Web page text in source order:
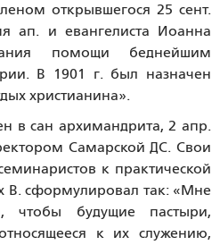
открывшегося 25 сент.
ап. и евангелиста Иоанна
помощи беднейшим
В 1901 г. был назначен
христианина».
в сан архимандрита, 2 апр.
Самарской ДС. Свои
к практической
В. сформулировал так: «Мне
чтобы будущие пастыри,
к их служению,